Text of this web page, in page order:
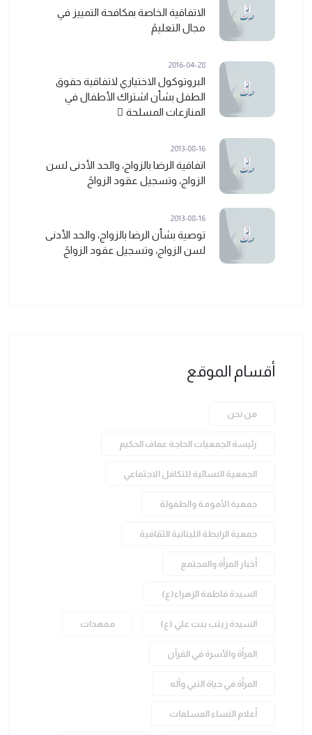
الاتفاقية الخاصة بمكافحة التمييز في
مجال التعليمً
2016-04-28
البروتوكول الاختياري لاتفاقية حقوق
الطفل بشأن اشتراك الأطفال في
المنازعات المسلحة ً
2013-08-16
اتفاقية الرضا بالزواج، والحد الأدنى لسن
الزواج، وتسجيل عقود الزواجً
2013-08-16
توصية بشأن الرضا بالزواج، والحد الأدنى
لسن الزواج، وتسجيل عقود الزواجً
أقسام الموقع
من نحن
رئيسة الجمعيات الحاجة عفاف الحكيم
الجمعية النسائية للتكافل الاجتماعي
جمعية الأمومة والطفولة
جمعية الرابطة اللبنانية الثقافية
أخبار المرأة والمجتمع
السيدة فاطمة الزهراء(ع)
السيدة زينب بنت علي (ع) ممهدات
المرأة والأسرة في القرآن
المرأة في حياة النبي وآله
أعلام النساء المسلمات